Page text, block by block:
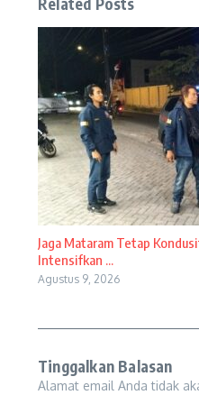
Jaga Mataram Tetap
Intensifkan ...
Agustus 9, 2026
Tinggalkan Balasan
Alamat email Anda tidak